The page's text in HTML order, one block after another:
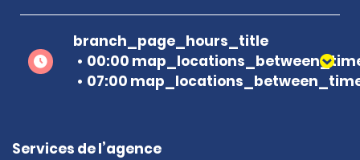
branch_page_hours_title
00:00
07:00
Services de l’agence